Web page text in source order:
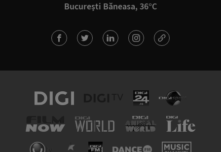
București Băneasa, 36°C